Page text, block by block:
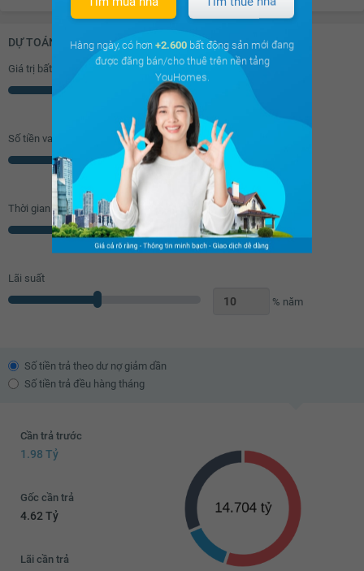
6.23 tỷ
6.25 tỷ
6.27 tỷ
6.29 tỷ
6.31 tỷ
6.33 tỷ
6.35 tỷ
6.37 tỷ
6.53 tỷ
6.55 tỷ
6.57 tỷ
6.59 tỷ
DỰ TOÁN KHOẢN VAY (ĐƠN VỊ: VNĐ)
Giá trị bất động sản
Số tiền vay (
%/GTNĐ)
Thời gian vay
Năm
Lãi suất
% năm
Số tiền trả theo dư nợ giảm dần
Số tiền trả đều hàng tháng
Cần trả trước
1.98 Tỷ
Gốc cần trả
4.62 Tỷ
Lãi cần trả
Hàng ngày, có hơn +2.600 bất động sản mới đang
được đăng bán/cho thuê trên nền tảng
YouHomes.